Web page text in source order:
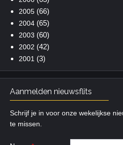
2005(66)
2004(65)
2003 (60)
2002 (42)
2001 (3)
Aanmelden nieuwsflits
Schrijf je in voor onze wekelijkse
te missen.